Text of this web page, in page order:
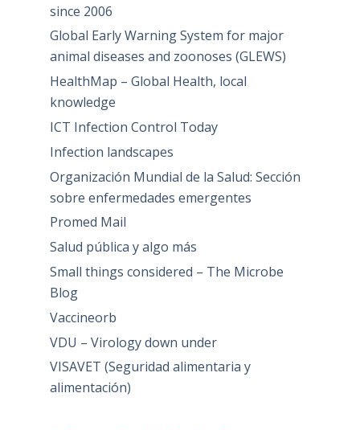
since 2006
Global Early Warning System for major
animal diseases and zoonoses (GLEWS)
HealthMap – Global Health, local
knowledge
ICT Infection Control Today
Infection landscapes
Organización Mundial de la Salud: Sección
sobre enfermedades emergentes
Promed Mail
Salud pública y algo más
Small things considered – The Microbe
Blog
Vaccineorb
VDU – Virology down under
VISAVET (Seguridad alimentaria y
alimentación)